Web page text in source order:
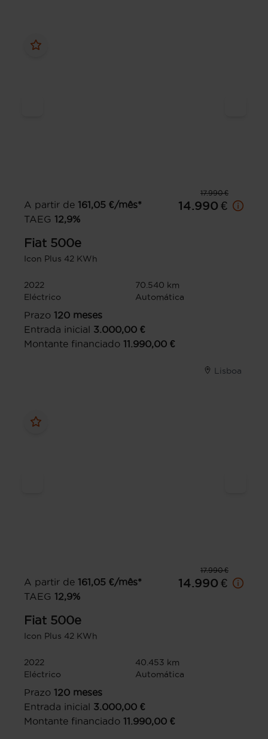
17.990 €
A partir de 161,05 €/mês*
TAEG 12,9%
14.990 €
Fiat 500e
Icon Plus 42 KWh
2022
70.540 km
Eléctrico
Automática
Prazo 120 meses
Entrada inicial
3.000,00 €
Montante financiado 11.990,00 €
Lisboa
17.990 €
A partir de 161,05 €/mês*
TAEG 12,9%
14.990 €
Fiat 500e
Icon Plus 42 KWh
2022
40.453 km
Eléctrico
Automática
Prazo 120 meses
Entrada inicial 3.000,00 €
Montante financiado 11.990,00 €